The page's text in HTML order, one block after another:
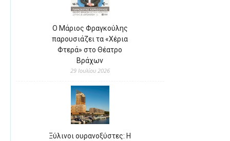
Ο Μάριος Φραγκούλης
παρουσιάζει τα «Χέρια
Φτερά» στο Θέατρο
Βράχων
29 Ιουλίου 2026
Ξύλινοι ουρανοξύστες: Η